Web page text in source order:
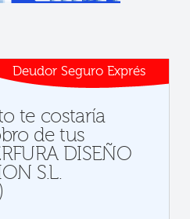
Deudor Seguro Exprés
te costaría
de tus
DISEÑO
S.L.